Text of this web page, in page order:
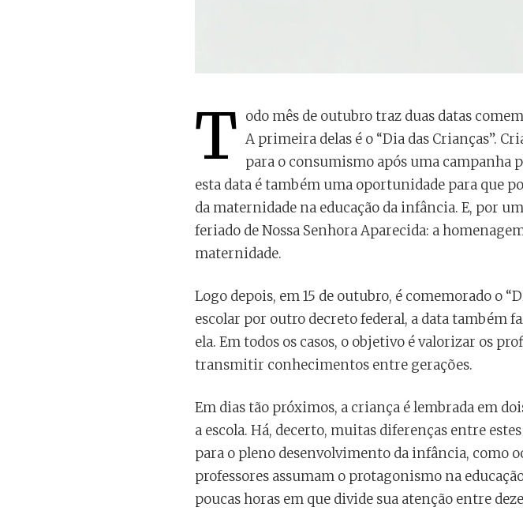
T odo mês de outubro traz duas datas
A primeira delas é o “Dia das Crianças”.
para o consumismo após uma campanha
esta data é também uma oportunidade para que
da maternidade na educação da infância. E, por
feriado de Nossa Senhora Aparecida: a
maternidade.
Logo depois, em 15 de outubro, é comemorado o
escolar por outro decreto federal, a data também
ela. Em todos os casos, o objetivo é valorizar os
transmitir conhecimentos entre gerações.
Em dias tão próximos, a criança é lembrada em
a escola. Há, decerto, muitas diferenças entre
para o pleno desenvolvimento da infância, como
professores assumam o protagonismo na
poucas horas em que divide sua atenção entre